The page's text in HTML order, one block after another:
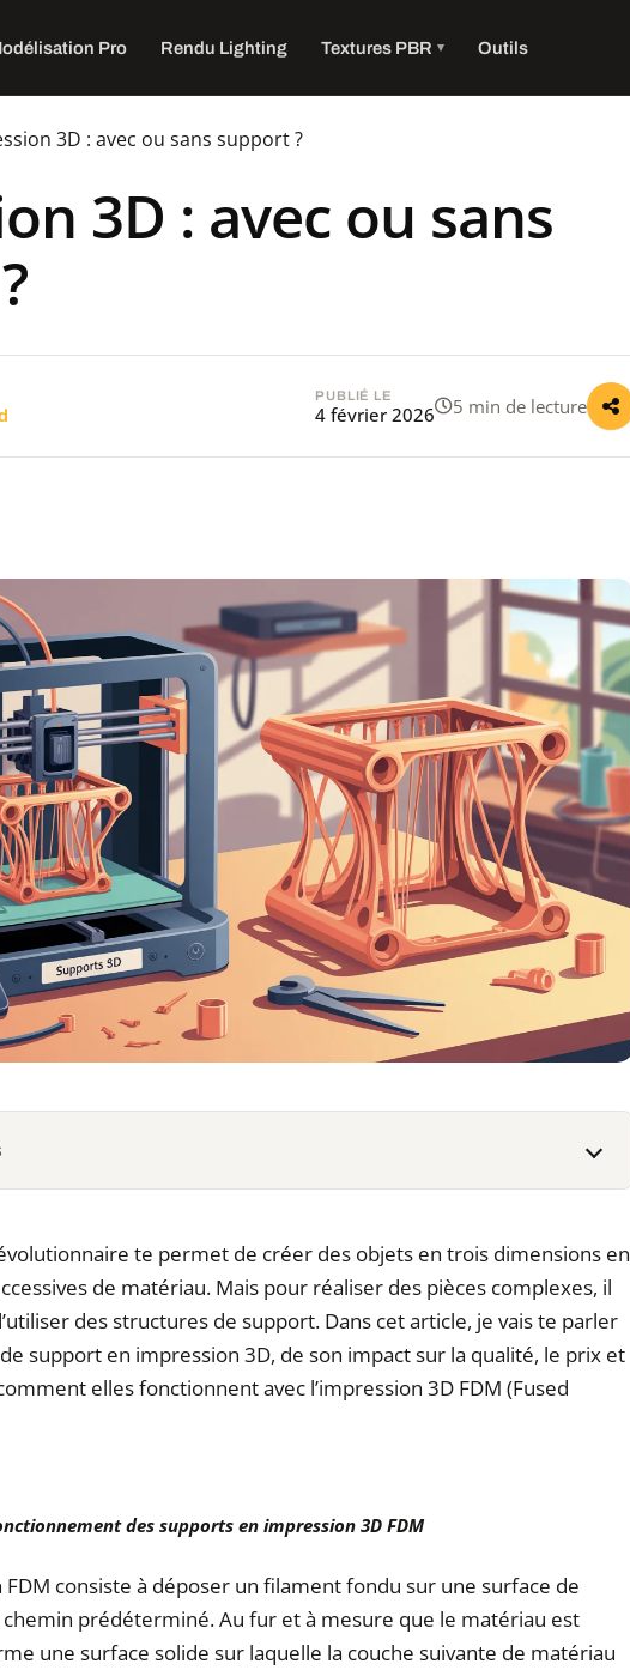
Pro Rendu Lighting Textures PBR Outils
3D : avec ou sans support ?
3D : avec ou sans
PUBLIÉ LE
4 février 2026 5 min de lecture
te permet de créer des objets en trois dimensions en
de matériau. Mais pour réaliser des pièces complexes, il
des structures de support. Dans cet article, je vais te parler
support en impression 3D, de son impact sur la qualité, le prix et
elles fonctionnent avec l’impression 3D FDM (Fused
des supports en impression 3D FDM
FDM consiste à déposer un filament fondu sur une surface de
chemin prédéterminé. Au fur et à mesure que le matériau est
une surface solide sur laquelle la couche suivante de matériau